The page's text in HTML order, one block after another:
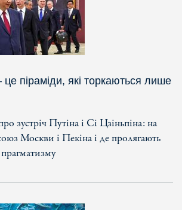
це піраміди, які торкаються лише
зустріч Путіна і Сі Цзіньпіна: на
Москви і Пекіна і де пролягають